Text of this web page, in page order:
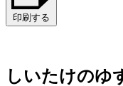
印刷する
しいたけのゆ